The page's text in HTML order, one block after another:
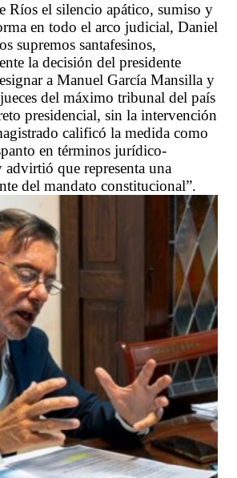
Ríos el silencio apático, sumiso y
en todo el arco judicial, Daniel
supremos santafesinos,
la decisión del presidente
a Manuel García Mansilla y
del máximo tribunal del país
presidencial, sin la intervención
calificó la medida como
en términos jurídico-
que representa una
del mandato constitucional”.